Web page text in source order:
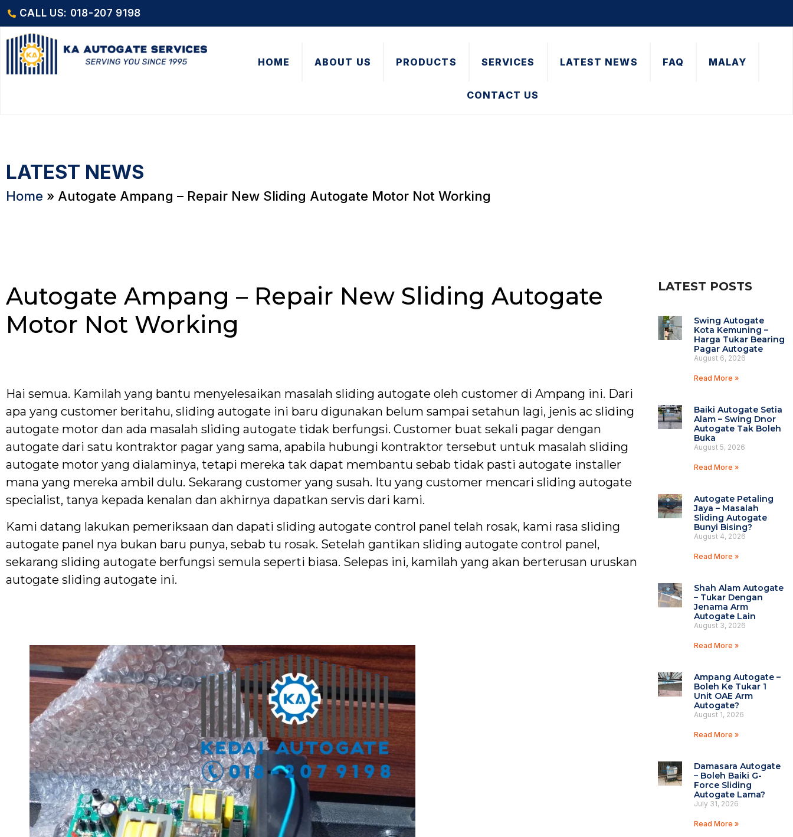
CALL US: 018-207 9198
HOME ABOUT US PRODUCTS SERVICES LATEST NEWS FAQ MALAY
CONTACT US
LATEST NEWS
Home » Autogate Ampang – Repair New Sliding Autogate Motor Not Working
Autogate Ampang – Repair New Sliding Autogate
Motor Not Working
Hai semua. Kamilah yang bantu menyelesaikan masalah sliding autogate oleh customer di Ampang ini. Dari
apa yang customer beritahu, sliding autogate ini baru digunakan belum sampai setahun lagi, jenis ac sliding
autogate motor dan ada masalah sliding autogate tidak berfungsi. Customer buat sekali pagar dengan
autogate dari satu kontraktor pagar yang sama, apabila hubungi kontraktor tersebut untuk masalah sliding
autogate motor yang dialaminya, tetapi mereka tak dapat membantu sebab tidak pasti autogate installer
mana yang mereka ambil dulu. Sekarang customer yang susah. Itu yang customer mencari sliding autogate
specialist, tanya kepada kenalan dan akhirnya dapatkan servis dari kami.
Kami datang lakukan pemeriksaan dan dapati sliding autogate control panel telah rosak, kami rasa sliding
autogate panel nya bukan baru punya, sebab tu rosak. Setelah gantikan sliding autogate control panel,
sekarang sliding autogate berfungsi semula seperti biasa. Selepas ini, kamilah yang akan berterusan uruskan
autogate sliding autogate ini.
LATEST POSTS
Swing Autogate
Kota Kemuning –
Harga Tukar Bearing
Pagar Autogate
August 6, 2026
Read More »
Baiki Autogate Setia
Alam – Swing Dnor
Autogate Tak Boleh
Buka
August 5, 2026
Read More »
Autogate Petaling
Jaya – Masalah
Sliding Autogate
Bunyi Bising?
August 4, 2026
Read More »
Shah Alam Autogate
– Tukar Dengan
Jenama Arm
Autogate Lain
August 3, 2026
Read More »
Ampang Autogate –
Boleh Ke Tukar 1
Unit OAE Arm
Autogate?
August 1, 2026
Read More »
Damasara Autogate
– Boleh Baiki G-
Force Sliding
Autogate Lama?
July 31, 2026
Read More »